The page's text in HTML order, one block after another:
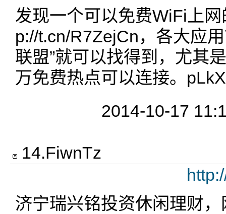
发现一个可以免费WiFi上
p://t.cn/R7ZejCn，各大应
联盟”就可以找得到，尤其
万免费热点可以连接。
2014-10-17
14.FiwnTz
济宁瑞兴铭投资休闲理财